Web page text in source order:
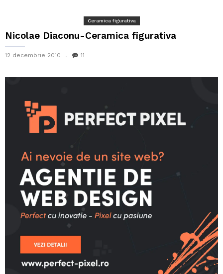
Ceramica figurativa
Nicolae Diaconu-Ceramica figurativa
12 decembrie 2010 11